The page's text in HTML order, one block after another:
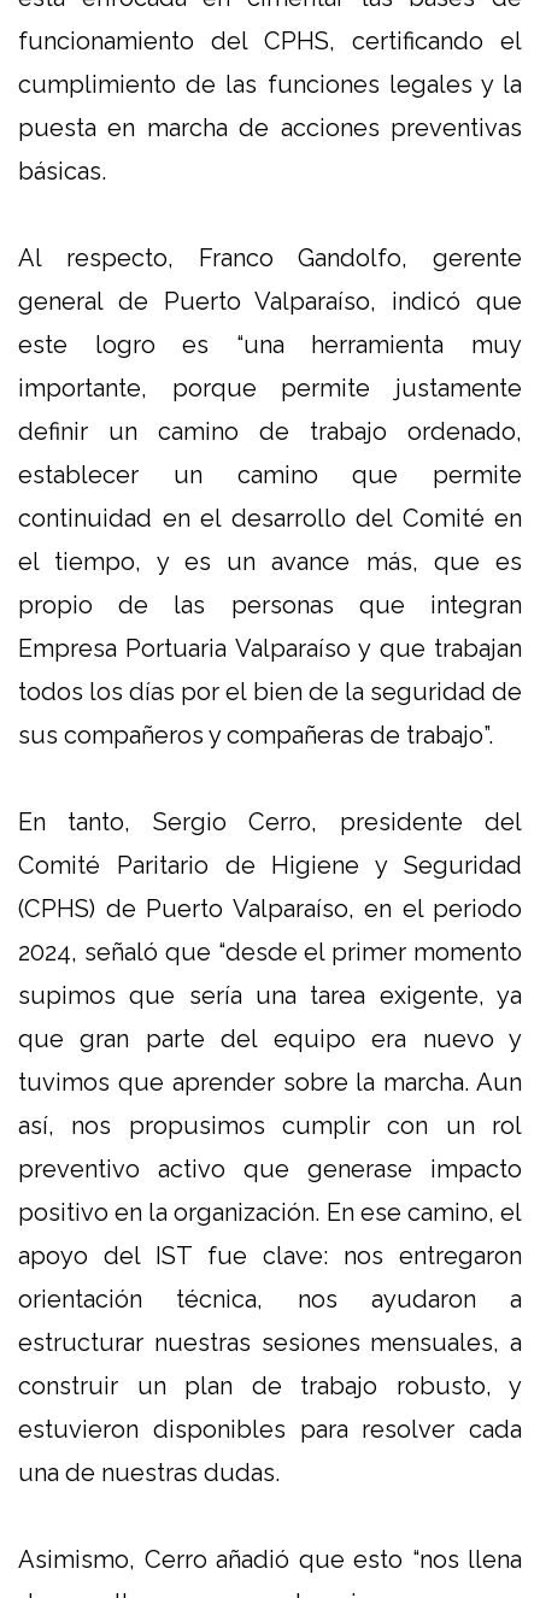
funcionamiento del CPHS, certificando el
cumplimiento de las funciones legales y la
puesta en marcha de acciones preventivas
básicas.
Al respecto, Franco Gandolfo, gerente
general de Puerto Valparaíso, indicó que
este logro es “una herramienta muy
importante, porque permite justamente
definir un camino de trabajo ordenado,
establecer un camino que permite
continuidad en el desarrollo del Comité en
el tiempo, y es un avance más, que es
propio de las personas que integran
Empresa Portuaria Valparaíso y que trabajan
todos los días por el bien de la seguridad de
sus compañeros y compañeras de trabajo”.
En tanto, Sergio Cerro, presidentedel
Comité Paritario de Higiene y Seguridad
(CPHS) de Puerto Valparaíso, en el periodo
2024, señaló que “desde el primer momento
supimos que sería una tarea exigente, ya
que gran parte del equipo era nuevo y
tuvimos que aprender sobre la marcha. Aun
así, nos propusimos cumplir con un rol
preventivo activo que generase impacto
positivo en la organización. En ese camino, el
apoyo del IST fue clave: nos entregaron
orientación técnica, nos ayudaron a
estructurar nuestras sesiones mensuales, a
construir un plan de trabajo robusto, y
estuvieron disponibles para resolver cada
una de nuestras dudas.
Asimismo, Cerro añadió que esto “nos llena